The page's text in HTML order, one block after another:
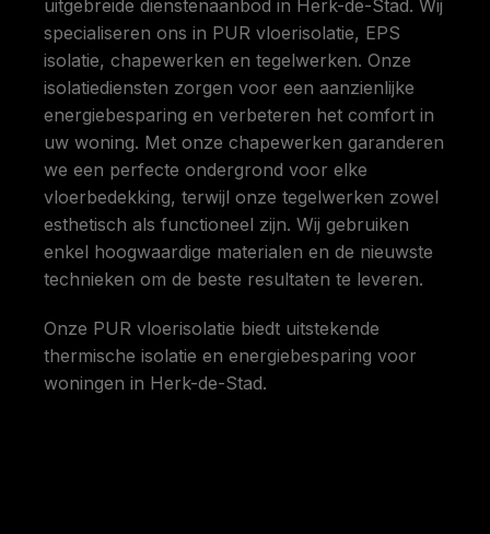
uitgebreide dienstenaanbod in Herk-de-Stad. Wij
specialiseren ons in PUR vloerisolatie, EPS
isolatie, chapewerken en tegelwerken. Onze
isolatiediensten zorgen voor een aanzienlijke
energiebesparing en verbeteren het comfort in
uw woning. Met onze chapewerken garanderen
we een perfecte ondergrond voor elke
vloerbedekking, terwijl onze tegelwerken zowel
esthetisch als functioneel zijn. Wij gebruiken
enkel hoogwaardige materialen en de nieuwste
technieken om de beste resultaten te leveren.
Onze PUR vloerisolatie biedt uitstekende
thermische isolatie en energiebesparing voor
woningen in Herk-de-Stad.